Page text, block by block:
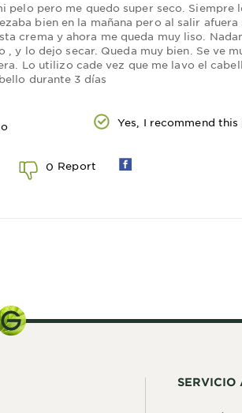
pelo pero me quedo super seco. Siempre
bien en la mañana pero al salir
crema y ahora me queda muy liso.
, y lo dejo secar. Queda muy bien. Se ve
Lo utilizo cade vez que me lavo el
durante 3 días
Yes, I recommend
0 Report
SERVICIO